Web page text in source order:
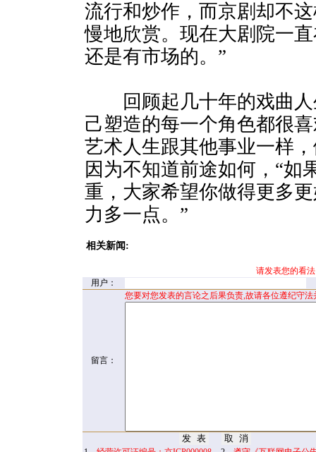
流行和炒作，而京剧却不
慢地欣赏。现在大剧院一
还是有市场的。”
回顾起几十年的戏曲人
己塑造的每一个角色都很
艺术人生跟其他事业一样
因为不知道前途如何，“如
重，大家希望你做得更多
力多一点。”
相关新闻:
请发表您的看
用户：
留言：
您要对您发表的言论之后果负责,故请各位遵纪守